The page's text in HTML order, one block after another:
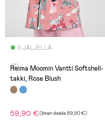
8 JÄLJELLÄ
(0)
Reima Moomin Vantti Softshell-
takki, Rose Blush
59,90 €(Ilman dealia69,90 €)